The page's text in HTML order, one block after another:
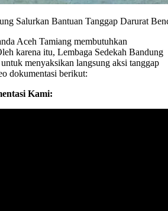
Salurkan Bantuan Tanggap Darurat
Aceh Tamiang membutuhkan
karena itu, Lembaga Sedekah Bandung
menyaksikan langsung aksi tanggap
dokumentasi berikut:
Kami: